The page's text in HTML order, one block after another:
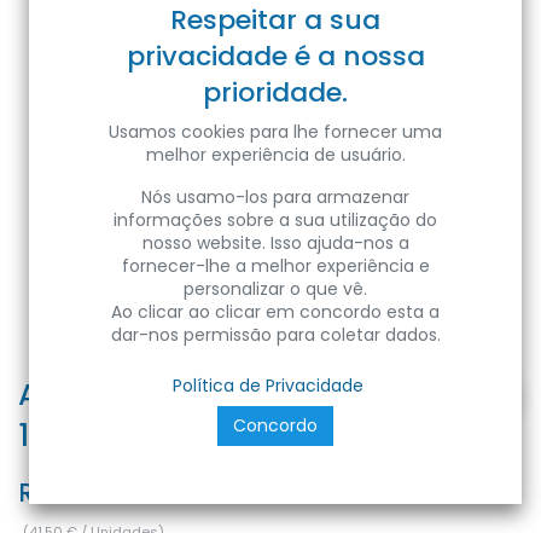
ASLAN-100 100W WHITE 6400K
175-250V LED PROJ.
Ref:
Respeitar a sua
privacidade é a nossa
prioridade.
Usamos cookies para lhe fornecer uma
melhor experiência de usuário.
Nós usamo-los para armazenar
informações sobre a sua utilização do
nosso website. Isso ajuda-nos a
fornecer-lhe a melhor experiência e
personalizar o que vê.
Ao clicar ao clicar em concordo esta a
dar-nos permissão para coletar dados.
Política de Privacidade
Concordo